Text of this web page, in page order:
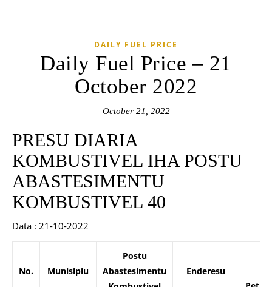
DAILY FUEL PRICE
Daily Fuel Price – 21
October 2022
October 21, 2022
PRESU DIARIA
KOMBUSTIVEL IHA POSTU
ABASTESIMENTU
KOMBUSTIVEL 40
Data : 21-10-2022
No. Munisipiu
Postu
Abastesimentu
Enderesu